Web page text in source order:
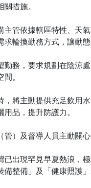
措施。
主管依據轄區特性、天
輪換勤務方式，讓動
勤務，要求規劃在陰涼
。
，將主動提供充足飲用
品，提升防護力。
管）及督導人員主動關
已出現罕見早夏熱浪，
備整備」及「健康照護